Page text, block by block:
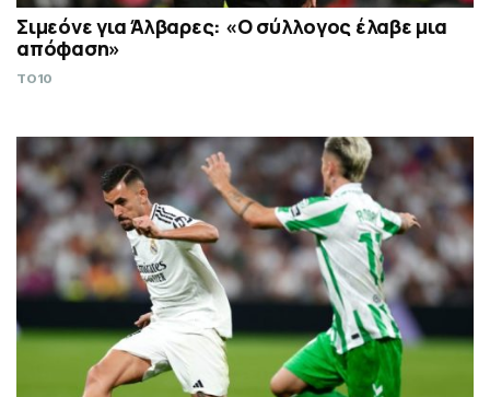
Σιμεόνε για Άλβαρες: «Ο σύλλογος έλαβε μια
απόφαση»
TO10